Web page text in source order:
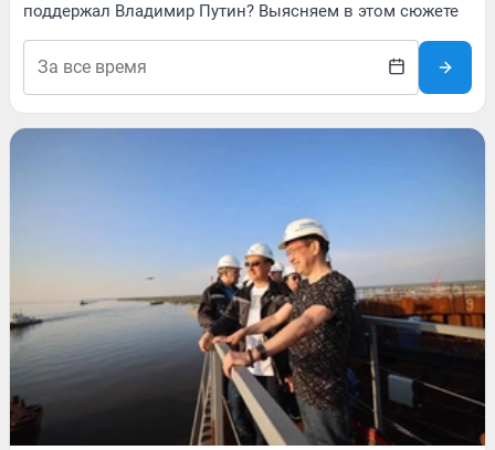
поддержал Владимир Путин? Выясняем в этом сюжете